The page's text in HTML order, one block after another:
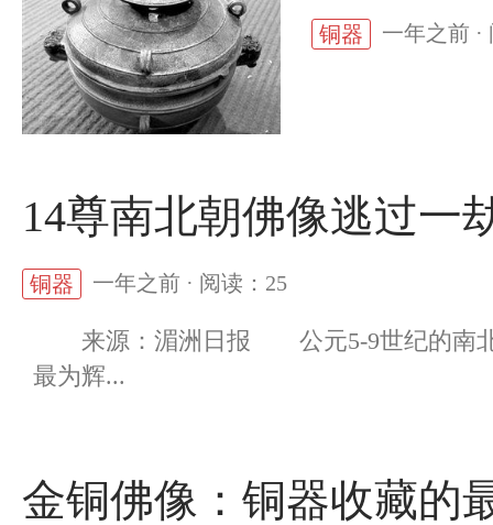
铜器 一年之前 ·
14尊南北朝佛像逃过一
铜器 一年之前 · 阅读：25
来源：湄洲日报 公元5-9世纪的南北
最为辉...
金铜佛像：铜器收藏的